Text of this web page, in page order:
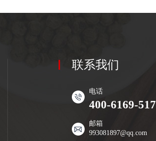
联系我们
电话
400-6169-517
邮箱
993081897@qq.com